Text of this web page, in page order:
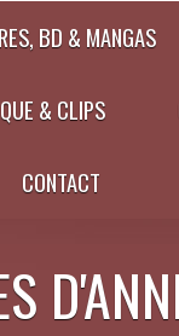
BD & MANGAS
& CLIPS
CONTACT